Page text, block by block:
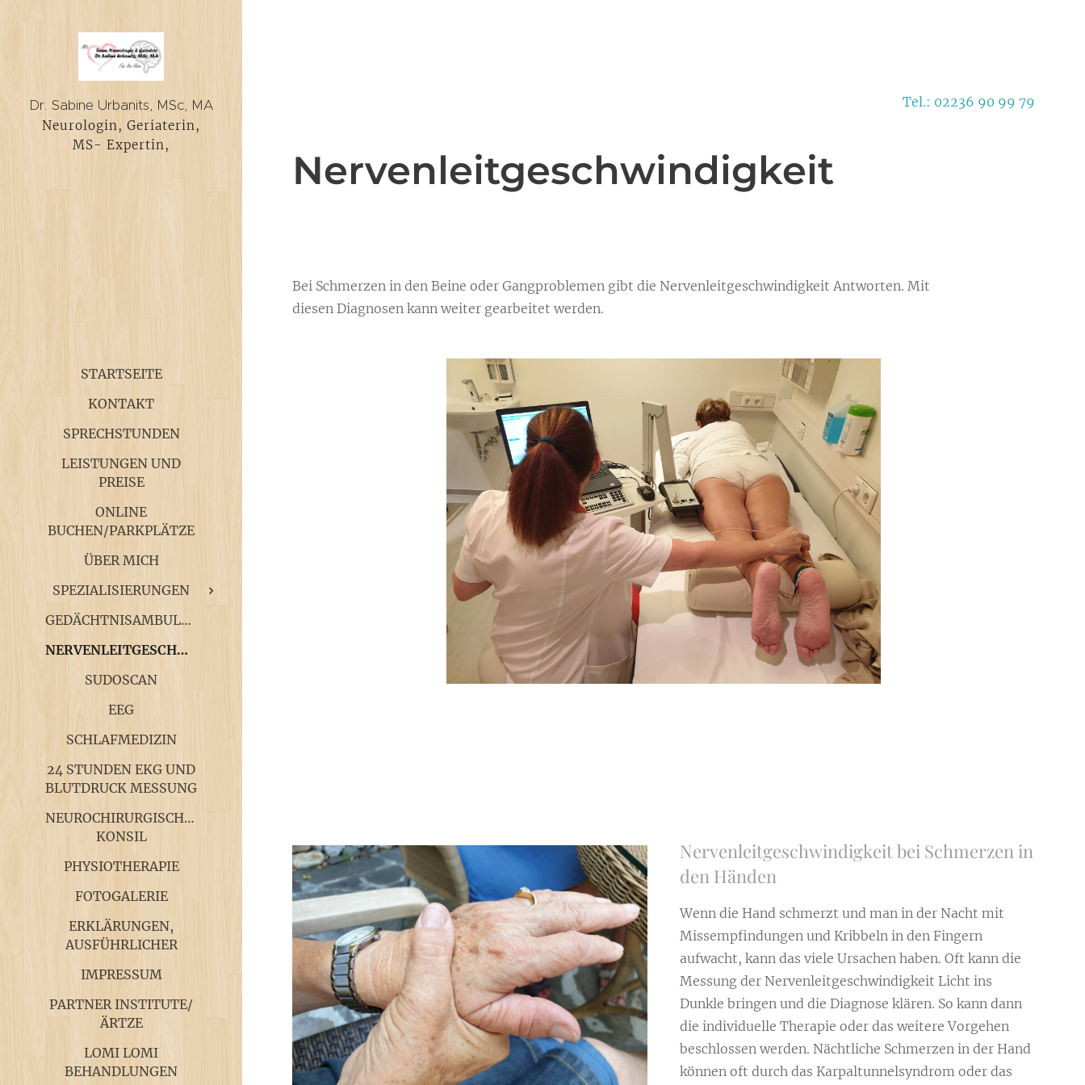
Dr. Sabine Urbanits, MSc, MA
Neurologin, Geriaterin,
MS- Expertin,
STARTSEITE
KONTAKT
SPRECHSTUNDEN
LEISTUNGEN UND
PREISE
ONLINE
BUCHEN/PARKPLÄTZE
ÜBER MICH
SPEZIALISIERUNGEN
GEDÄCHTNISAMBULANZ
NERVENLEITGESCHWINDIGKEIT
SUDOSCAN
EEG
SCHLAFMEDIZIN
24 STUNDEN EKG UND
BLUTDRUCK MESSUNG
NEUROCHIRURGISCHES
KONSIL
PHYSIOTHERAPIE
FOTOGALERIE
ERKLÄRUNGEN,
AUSFÜHRLICHER
IMPRESSUM
PARTNER INSTITUTE/
ÄRTZE
LOMI LOMI
BEHANDLUNGEN
Tel.: 02236 90 99 79
Nervenleitgeschwindigkeit
Bei Schmerzen in den Beine oder Gangproblemen gibt die Nervenleitgeschwindigkeit Antworten. Mit
diesen Diagnosen kann weiter gearbeitet werden.
Nervenleitgeschwindigkeit bei Schmerzen in
den Händen
Wenn die Hand schmerzt und man in der Nacht mit
Missempfindungen und Kribbeln in den Fingern
aufwacht, kann das viele Ursachen haben. Oft kann die
Messung der Nervenleitgeschwindigkeit Licht ins
Dunkle bringen und die Diagnose klären. So kann dann
die individuelle Therapie oder das weitere Vorgehen
beschlossen werden. Nächtliche Schmerzen in der Hand
können oft durch das Karpaltunnelsyndrom oder das